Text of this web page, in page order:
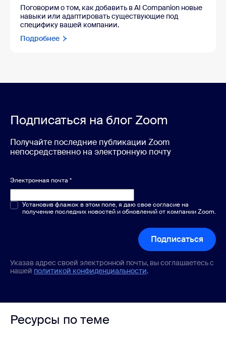
Поговорим о том, как добавить в AI Companion новые
навыки или адаптировать существующие под
специфику вашей компании.
Подробнее
Подписаться на блог Zoom
Получайте последние публикации Zoom
непосредственно на электронную почту
Электронная почта *
Один или несколько вариантов*
Установив флажок в этом поле, я даю свое согласие на
получение последних новостей и обновлений от компании Zoom.
Подписаться
Указав адрес своей электронной почты, вы соглашаетесь с
нашей политикой конфиденциальности.
Ресурсы по теме